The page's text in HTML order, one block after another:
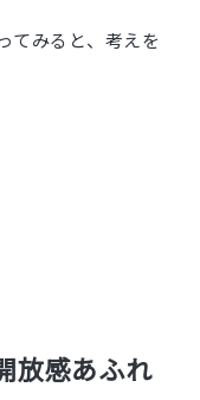
てみると、考えを
放感あふれ